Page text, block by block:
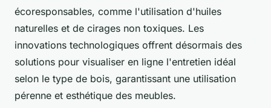
écoresponsables, comme l'utilisation d'huiles
naturelles et de cirages non toxiques. Les
innovations technologiques offrent désormais des
solutions pour visualiser en ligne l'entretien idéal
selon le type de bois, garantissant une utilisation
pérenne et esthétique des meubles.